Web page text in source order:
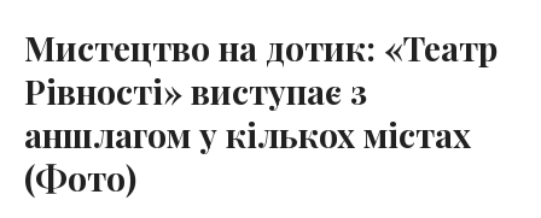
Мистецтво на дотик: «Театр
Рівності» виступає з
аншлагом у кількох містах
(Фото)